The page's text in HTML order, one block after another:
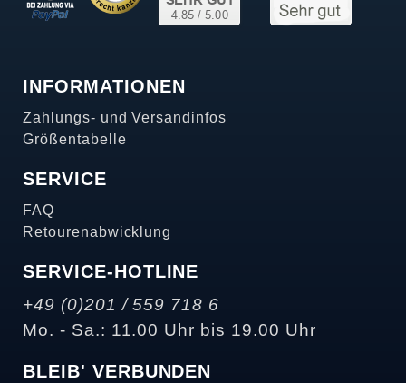
INFORMATIONEN
Zahlungs- und Versandinfos
Größentabelle
SERVICE
FAQ
Retourenabwicklung
SERVICE-HOTLINE
+49 (0)201 / 559 718 6
Mo. - Sa.: 11.00 Uhr bis 19.00 Uhr
BLEIB' VERBUNDEN